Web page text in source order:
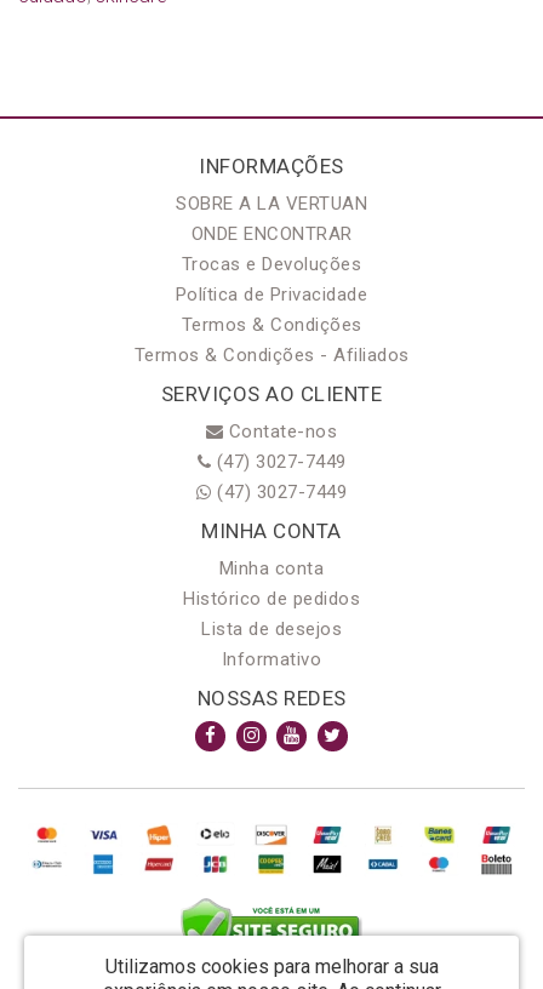
INFORMAÇÕES
SOBRE A LA VERTUAN
ONDE ENCONTRAR
Trocas e Devoluções
Política de Privacidade
Termos & Condições
Termos & Condições - Afiliados
SERVIÇOS AO CLIENTE
Contate-nos
(47) 3027-7449
(47) 3027-7449
MINHA CONTA
Minha conta
Histórico de pedidos
Lista de desejos
Informativo
NOSSAS REDES
Utilizamos cookies para melhorar a sua